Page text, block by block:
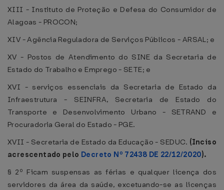
XIII - Instituto de Proteção e Defesa do Consumidor de
Alagoas - PROCON;
XIV - Agência Reguladora de Serviços Públicos - ARSAL; e
XV - Postos de Atendimento do SINE da Secretaria de
Estado do Trabalho e Emprego - SETE; e
XVI - serviços essenciais da Secretaria de Estado da
Infraestrutura - SEINFRA, Secretaria de Estado do
Transporte e Desenvolvimento Urbano - SETRAND e
Procuradoria Geral do Estado - PGE.
XVII - Secretaria de Estado da Educação - SEDUC. (Inciso
acrescentado pelo Decreto Nº 72438 DE 22/12/2020).
§ 2º Ficam suspensas as férias e qualquer licença dos
servidores da área da saúde, excetuando-se as licenças